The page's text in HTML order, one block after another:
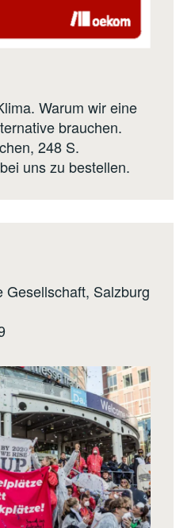
Warum wir eine
brauchen.
248 S.
uns zu bestellen.
Gesellschaft, Salzburg